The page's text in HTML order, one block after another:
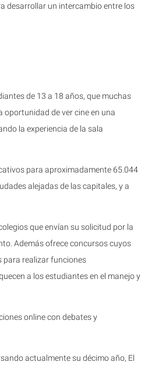
desarrollar un intercambio entre los
de 13 a 18 años, que muchas
oportunidad de ver cine en una
la experiencia de la sala
para aproximadamente 65.044
alejadas de las capitales, y a
que envían su solicitud por la
Además ofrece concursos cuyos
para realizar funciones
a los estudiantes en el manejo y
online con debates y
actualmente su décimo año, El